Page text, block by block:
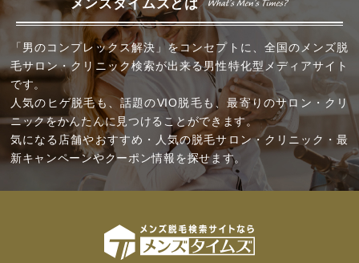
メンズタイムズとは
「男のコンプレックス解決」をコンセプトに、全国のメンズ脱
毛サロン・クリニック検索が出来る男性特化型メディアサイト
です。
人気のヒゲ脱毛も、話題のVIO脱毛も、最寄りのサロン・クリ
ニックをかんたんに見つけることができます。
気になる店舗やおすすめ・人気の脱毛サロン・クリニック・最
新キャンペーンやクーポン情報を探せます。